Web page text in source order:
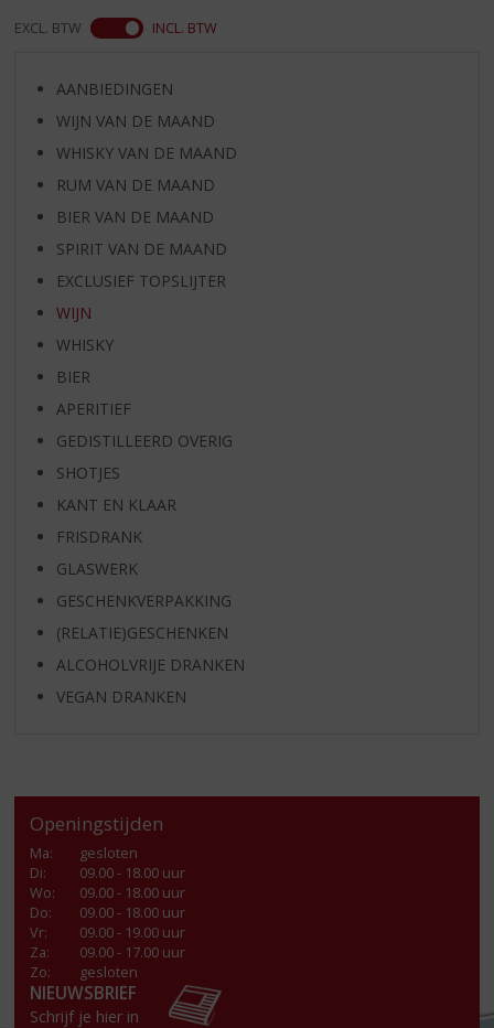
EXCL. BTW INCL. BTW
AANBIEDINGEN
WIJN VAN DE MAAND
WHISKY VAN DE MAAND
RUM VAN DE MAAND
BIER VAN DE MAAND
SPIRIT VAN DE MAAND
EXCLUSIEF TOPSLIJTER
WIJN
WHISKY
BIER
APERITIEF
GEDISTILLEERD OVERIG
SHOTJES
KANT EN KLAAR
FRISDRANK
GLASWERK
GESCHENKVERPAKKING
(RELATIE)GESCHENKEN
ALCOHOLVRIJE DRANKEN
VEGAN DRANKEN
Openingstijden
Ma:
gesloten
Di:
09.00 - 18.00 uur
Wo:
09.00 - 18.00 uur
Do:
09.00 - 18.00 uur
Vr:
09.00 - 19.00 uur
Za:
09.00 - 17.00 uur
Zo:
gesloten
NIEUWSBRIEF
Schrijf je hier in